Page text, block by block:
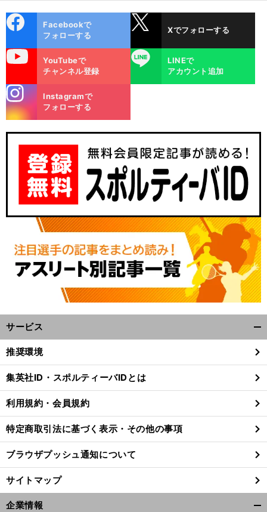
ok
Facebookで
フォローする
Xでフォローする
YouTubeで
チャンネル登録
LINE
LINEで
アカウント追加
m
Instagramで
フォローする
サービス
閉
る
推奨環境
集英社ID・スポルティーバIDとは
利用規約・会員規約
特定商取引法に基づく表示・その他の事項
ブラウザプッシュ通知について
サイトマップ
企業情報